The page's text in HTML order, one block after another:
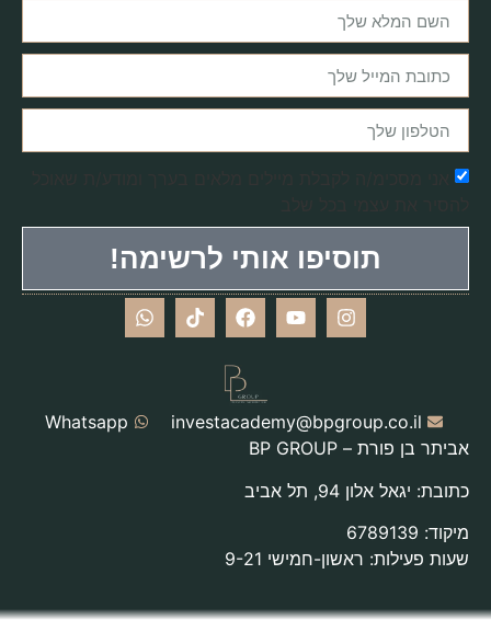
תוסיפו אותי לרשימה!
investacademy@bpgroup.co.il
Whatsapp
אביתר בן פורת – BP GROUP
כתובת: יגאל אלון 94, תל אביב
מיקוד: 6789139
שעות פעילות: ראשון-חמישי 9-21